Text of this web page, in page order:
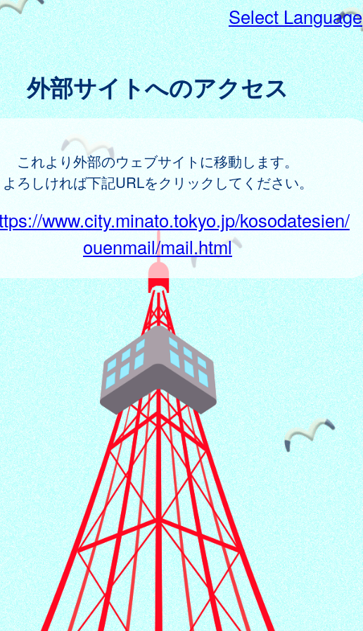
Select Language
外部サイトへのアクセス
これより外部のウェブサイトに移動します。
よろしければ下記URLをクリックしてください。
www.city.minato.tokyo.jp/kosodatesien/
ouenmail/mail.html